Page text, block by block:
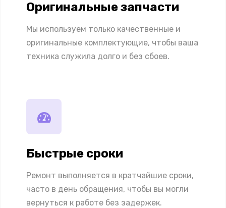
Оригинальные запчасти
Мы используем только качественные и
оригинальные комплектующие, чтобы ваша
техника служила долго и без сбоев.
Быстрые сроки
Ремонт выполняется в кратчайшие сроки,
часто в день обращения, чтобы вы могли
вернуться к работе без задержек.